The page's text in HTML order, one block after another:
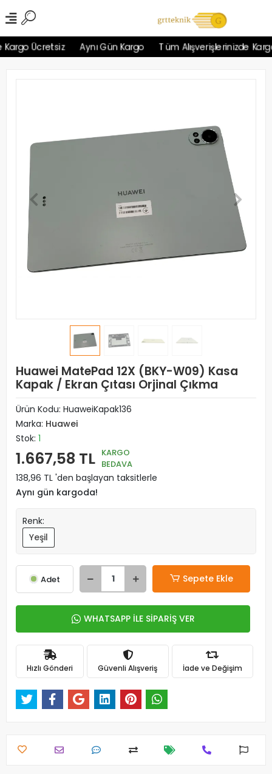
Ücretsiz Aynı Gün Kargo Tüm Alışverişlerinizde
Huawei MatePad 12X (BKY-W09) Kasa
Kapak / Ekran Çıtası Orjinal Çıkma
Ürün Kodu: HuaweiKapak136
Marka: Huawei
Stok: 1
1.667,58 TL KARGO
BEDAVA
138,96 TL 'den başlayan taksitlerle
Aynı gün kargoda!
Renk:
Yeşil
Adet Sepete Ekle
WHATSAPP İLE SİPARİŞ VER
Hızlı Gönderi Güvenli Alışveriş İade ve Değişim